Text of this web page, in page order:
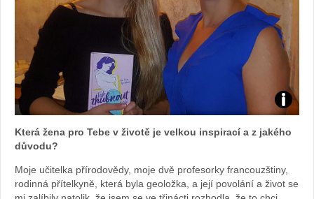
Foto:
archiv
webu
Která žena pro Tebe v životě je velkou inspirací a z jakého
důvodu?
Moje učitelka přírodovědy, moje dvě profesorky francouzštiny,
rodinná přítelkyně, která byla geoložka, a její povolání a život se